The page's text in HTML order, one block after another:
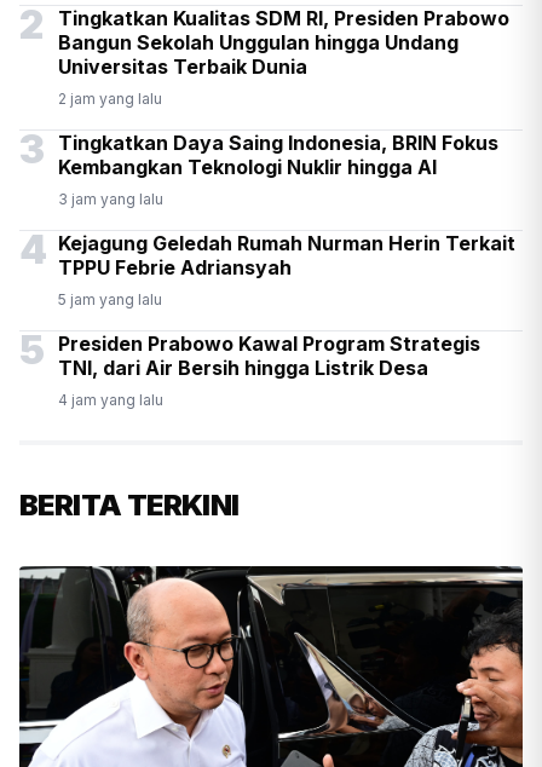
2
Tingkatkan Kualitas SDM RI, Presiden Prabowo
Bangun Sekolah Unggulan hingga Undang
Universitas Terbaik Dunia
2 jam yang lalu
3
Tingkatkan Daya Saing Indonesia, BRIN Fokus
Kembangkan Teknologi Nuklir hingga AI
3 jam yang lalu
4 Kejagung Geledah Rumah Nurman Herin Terkait
TPPU Febrie Adriansyah
5 jam yang lalu
5
Presiden Prabowo Kawal Program Strategis
TNI, dari Air Bersih hingga Listrik Desa
4 jam yang lalu
BERITA TERKINI